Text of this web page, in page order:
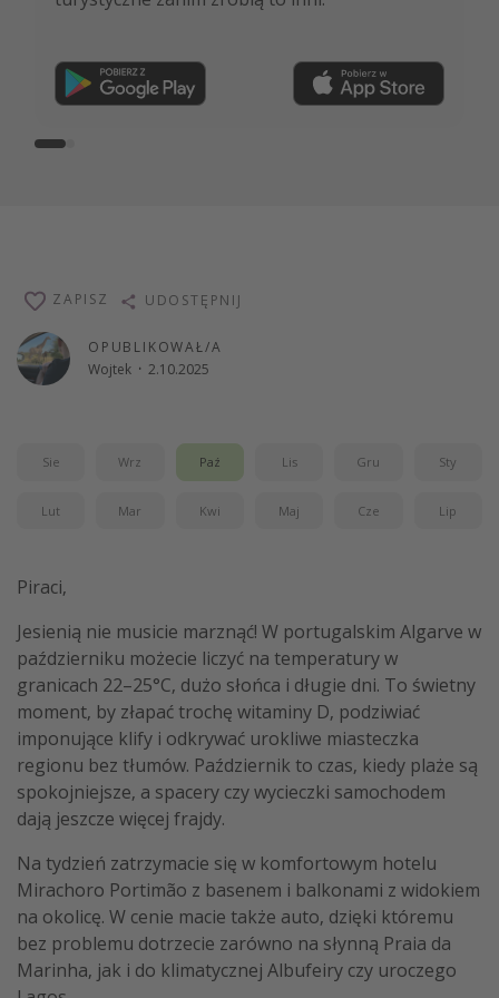
OPUBLIKOWAŁ/A
Wojtek · 2.10.2025
ZAPISZ UDOSTĘPNIJ
Sie Wrz Paź Lis Gru Sty
Lut Mar Kwi Maj Cze Lip
Piraci,
Jesienią nie musicie marznąć! W portugalskim Algarve w
październiku możecie liczyć na temperatury w
granicach 22–25°C, dużo słońca i długie dni. To świetny
moment, by złapać trochę witaminy D, podziwiać
imponujące klify i odkrywać urokliwe miasteczka
regionu bez tłumów. Październik to czas, kiedy plaże są
spokojniejsze, a spacery czy wycieczki samochodem
dają jeszcze więcej frajdy.
Na tydzień zatrzymacie się w komfortowym hotelu
Mirachoro Portimão z basenem i balkonami z widokiem
na okolicę. W cenie macie także auto, dzięki któremu
bez problemu dotrzecie zarówno na słynną Praia da
Marinha, jak i do klimatycznej Albufeiry czy uroczego